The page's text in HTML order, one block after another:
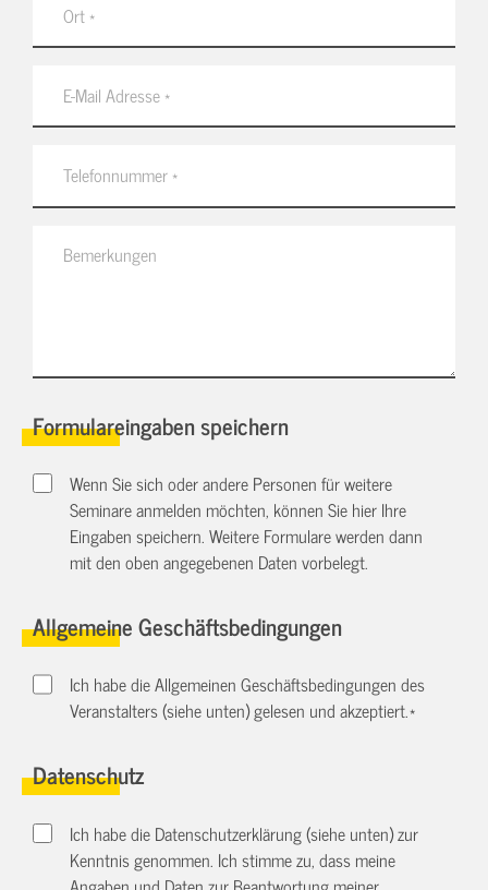
Formulareingaben speichern
Wenn Sie sich oder andere Personen für weitere
Seminare anmelden möchten, können Sie hier Ihre
Eingaben speichern. Weitere Formulare werden dann
mit den oben angegebenen Daten vorbelegt.
Allgemeine Geschäftsbedingungen
Ich habe die Allgemeinen Geschäftsbedingungen des
Veranstalters (siehe unten) gelesen und akzeptiert.*
Datenschutz
Ich habe die Datenschutzerklärung (siehe unten) zur
Kenntnis genommen. Ich stimme zu, dass meine